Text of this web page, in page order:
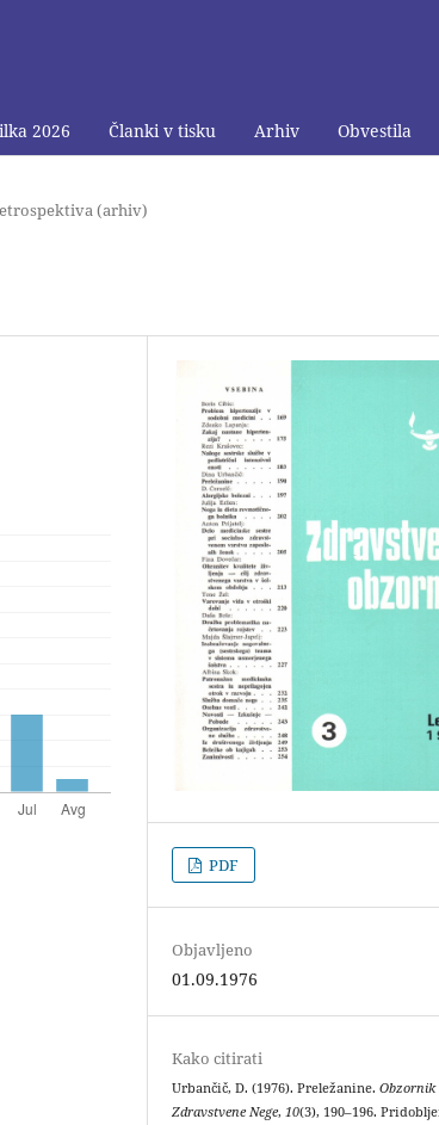
2026 Članki v tisku Arhiv Obvestila
(arhiv)
PDF
Objavljeno
01.09.1976
Kako citirati
Urbančič, D. (1976). Preležanine.Obzornik
Zdravstvene Nege, 10(3), 190–196.